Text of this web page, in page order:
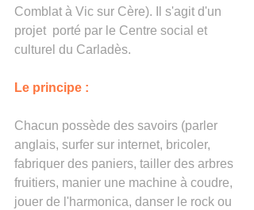
Comblat à Vic sur Cère). Il s'agit d'un
projet  porté par le Centre social et
culturel du Carladès.
Le principe :
Chacun possède des savoirs (parler
anglais, surfer sur internet, bricoler,
fabriquer des paniers, tailler des arbres
fruitiers, manier une machine à coudre,
jouer de l'harmonica, danser le rock ou